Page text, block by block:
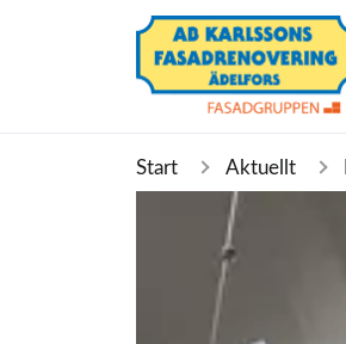
Start Aktuellt